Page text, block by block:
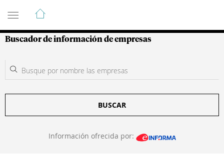
Guía de Empresas Colombianas
Buscador de información de empresas
BUSCAR
Información ofrecida por: